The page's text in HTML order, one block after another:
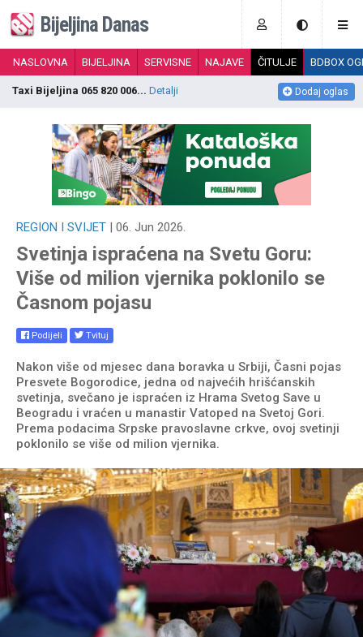
Bijeljina Danas
NASLOVNA BIJELJINA SERVISNE NAJAVE ČITULJE BDBOX
Dodaj oglas
Dječija autosjedalica 0-25kg , 3 položaj...
REGION I SVIJET | 06. Jun 2026.
Svetinja ispraćena na Svetu Goru:
Više od milion vjernika poklonilo se
Časnom pojasu
Podijeli Tvituj
Nakon više od mjesec dana boravka u Srbiji, Časni pojas
Presvete Bogorodice, jedna od najvećih hrišćanskih
svetinja, svečano je ispraćen iz Hrama Svetog Save u
Beogradu i vraćen u manastir Vatoped na Svetoj Gori.
Prema podacima Srpske pravoslavne crkve, ovoj svetinji
poklonilo se više od milion vjernika.